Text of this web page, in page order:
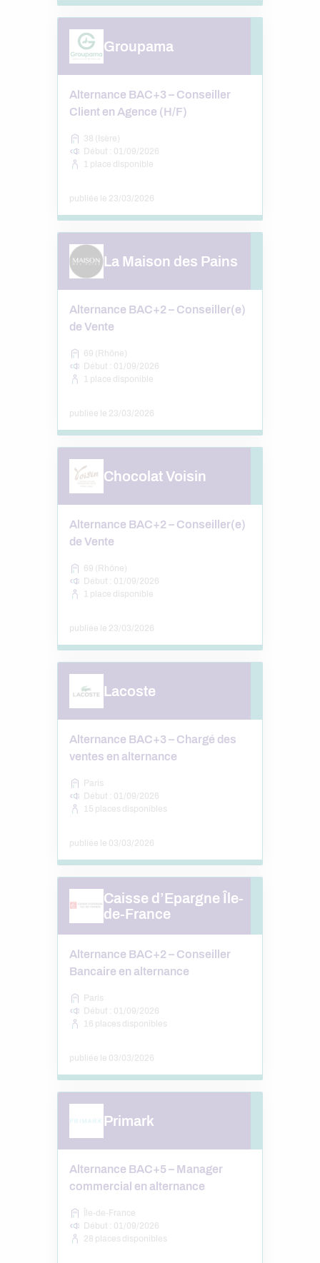
Groupama
Alternance BAC+3 – Conseiller
Client en Agence (H/F)
38 (Isère)
Début : 01/09/2026
1 place disponible
publiée le 23/03/2026
La Maison des Pains
Alternance BAC+2 – Conseiller(e)
de Vente
69 (Rhône)
Début : 01/09/2026
1 place disponible
publiée le 23/03/2026
Chocolat Voisin
Alternance BAC+2 – Conseiller(e)
de Vente
69 (Rhône)
Début : 01/09/2026
1 place disponible
publiée le 23/03/2026
Lacoste
Alternance BAC+3 – Chargé des
ventes en alternance
Paris
Début : 01/09/2026
15 places disponibles
publiée le 03/03/2026
Caisse d’Epargne Île-
de-France
Alternance BAC+2 – Conseiller
Bancaire en alternance
Paris
Début : 01/09/2026
16 places disponibles
publiée le 03/03/2026
Primark
Alternance BAC+5 – Manager
commercial en alternance
Île-de-France
Début : 01/09/2026
28 places disponibles